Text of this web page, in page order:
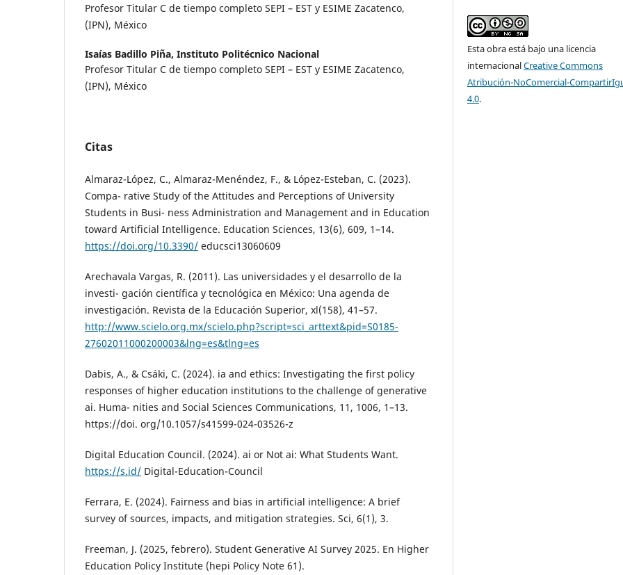
Profesor Titular C de tiempo completo SEPI – EST y ESIME Zacatenco,
(IPN), México
Isaías Badillo Piña, Instituto Politécnico Nacional
Profesor Titular C de tiempo completo SEPI – EST y ESIME Zacatenco,
(IPN), México
Citas
Almaraz-López, C., Almaraz-Menéndez, F., & López-Esteban, C. (2023).
Compa- rative Study of the Attitudes and Perceptions of University
Students in Busi- ness Administration and Management and in Education
toward Artificial Intelligence. Education Sciences, 13(6), 609, 1–14.
https://doi.org/10.3390/ educsci13060609
Arechavala Vargas, R. (2011). Las universidades y el desarrollo de la
investi- gación científica y tecnológica en México: Una agenda de
investigación. Revista de la Educación Superior, xl(158), 41–57.
http://www.scielo.org.mx/scielo.php?script=sci_arttext&pid=S0185-
27602011000200003&lng=es&tlng=es
Dabis, A., & Csáki, C. (2024). ia and ethics: Investigating the first policy
responses of higher education institutions to the challenge of generative
ai. Huma- nities and Social Sciences Communications, 11, 1006, 1–13.
https://doi. org/10.1057/s41599-024-03526-z
Digital Education Council. (2024). ai or Not ai: What Students Want.
https://s.id/ Digital-Education-Council
Ferrara, E. (2024). Fairness and bias in artificial intelligence: A brief
survey of sources, impacts, and mitigation strategies. Sci, 6(1), 3.
Freeman, J. (2025, febrero). Student Generative AI Survey 2025. En Higher
Education Policy Institute (hepi Policy Note 61).
Esta obra está bajo una licencia
internacionalCreative Commons
Atribución-NoComercial-
4.0.